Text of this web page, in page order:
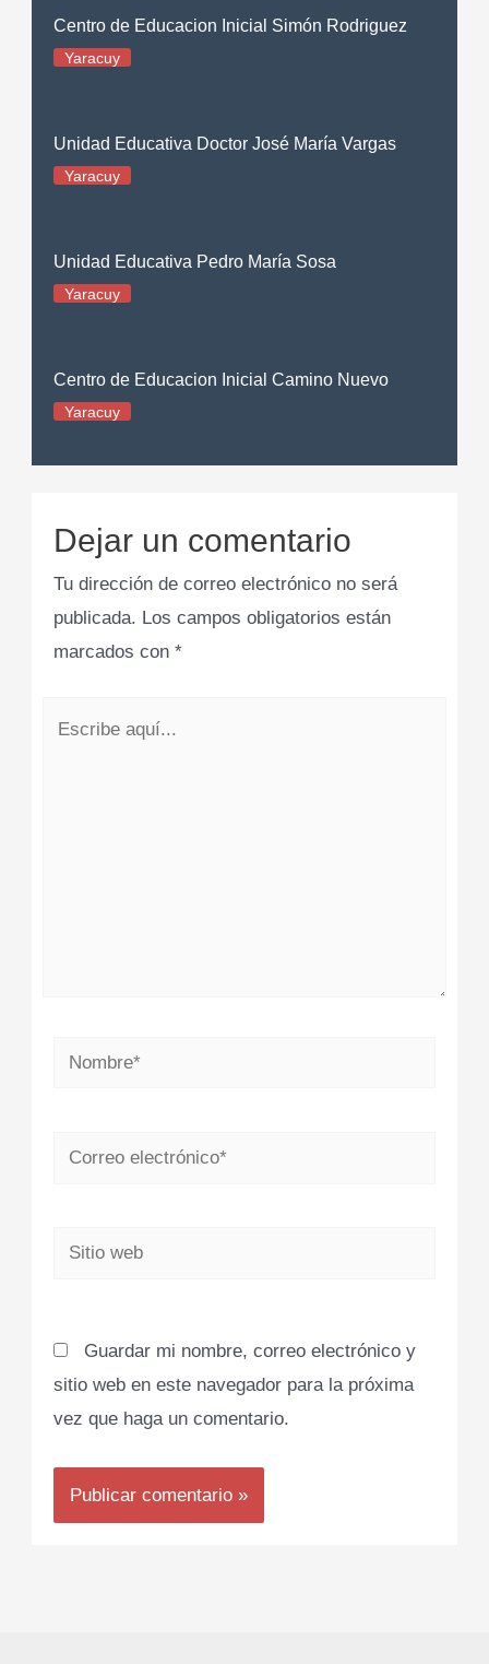
Centro de Educacion Inicial Simón Rodriguez
Yaracuy
Unidad Educativa Doctor José María Vargas
Yaracuy
Unidad Educativa Pedro María Sosa
Yaracuy
Centro de Educacion Inicial Camino Nuevo
Yaracuy
Dejar un comentario
Tu dirección de correo electrónico no será
publicada. Los campos obligatorios están
marcados con*
Nombre*
Correo
Sitio
Guardar mi nombre, correo electrónico y
sitio web en este navegador para la próxima
vez que haga un comentario.